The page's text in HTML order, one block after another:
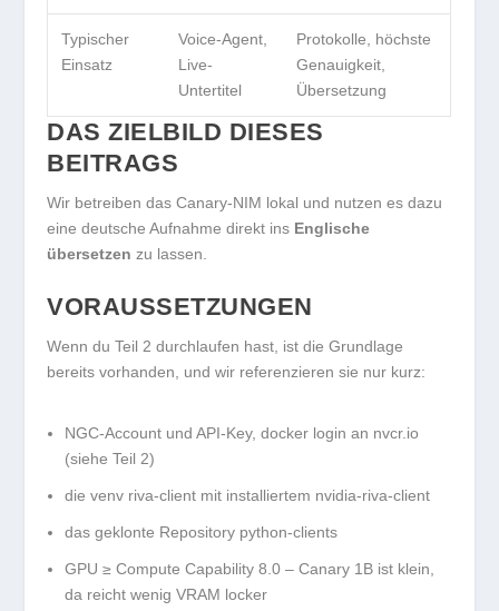
Typischer
Einsatz
Voice-Agent,
Live-
Untertitel
Protokolle, höchste
Genauigkeit,
Übersetzung
DAS ZIELBILD DIESES
BEITRAGS
Wir betreiben das Canary-NIM lokal und nutzen es dazu
eine deutsche Aufnahme direkt ins Englische
übersetzen zu lassen.
VORAUSSETZUNGEN
Wenn du Teil 2 durchlaufen hast, ist die Grundlage
bereits vorhanden, und wir referenzieren sie nur kurz:
NGC-Account und API-Key,docker login an nvcr.io
(siehe Teil 2)
die venv riva-client mit installiertem nvidia-riva-client
das geklonte Repository python-clients
GPU ≥ Compute Capability 8.0 – Canary 1B ist klein,
da reicht wenig VRAM locker